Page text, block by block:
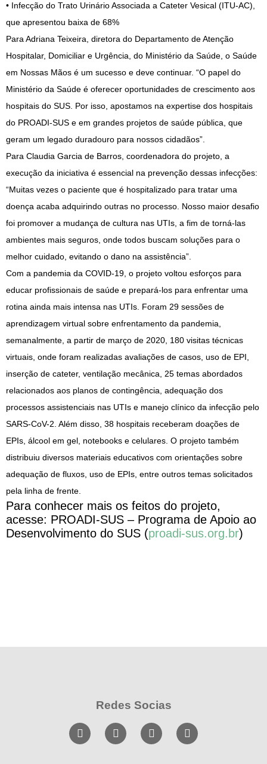
• Infecção do Trato Urinário Associada a Cateter Vesical (ITU-AC),
que apresentou baixa de 68%
Para Adriana Teixeira, diretora do Departamento de Atenção
Hospitalar, Domiciliar e Urgência, do Ministério da Saúde, o Saúde
em Nossas Mãos é um sucesso e deve continuar. “O papel do
Ministério da Saúde é oferecer oportunidades de crescimento aos
hospitais do SUS. Por isso, apostamos na expertise dos hospitais
do PROADI-SUS e em grandes projetos de saúde pública, que
geram um legado duradouro para nossos cidadãos”.
Para Claudia Garcia de Barros, coordenadora do projeto, a
execução da iniciativa é essencial na prevenção dessas infecções:
“Muitas vezes o paciente que é hospitalizado para tratar uma
doença acaba adquirindo outras no processo. Nosso maior desafio
foi promover a mudança de cultura nas UTIs, a fim de torná-las
ambientes mais seguros, onde todos buscam soluções para o
melhor cuidado, evitando o dano na assistência”.
Com a pandemia da COVID-19, o projeto voltou esforços para
educar profissionais de saúde e prepará-los para enfrentar uma
rotina ainda mais intensa nas UTIs. Foram 29 sessões de
aprendizagem virtual sobre enfrentamento da pandemia,
semanalmente, a partir de março de 2020, 180 visitas técnicas
virtuais, onde foram realizadas avaliações de casos, uso de EPI,
inserção de cateter, ventilação mecânica, 25 temas abordados
relacionados aos planos de contingência, adequação dos
processos assistenciais nas UTIs e manejo clínico da infecção pelo
SARS-CoV-2. Além disso, 38 hospitais receberam doações de
EPIs, álcool em gel, notebooks e celulares. O projeto também
distribuiu diversos materiais educativos com orientações sobre
adequação de fluxos, uso de EPIs, entre outros temas solicitados
pela linha de frente.
Para conhecer mais os feitos do projeto,
acesse: PROADI-SUS – Programa de Apoio ao
Desenvolvimento do SUS (proadi-sus.org.br)
Redes Socias